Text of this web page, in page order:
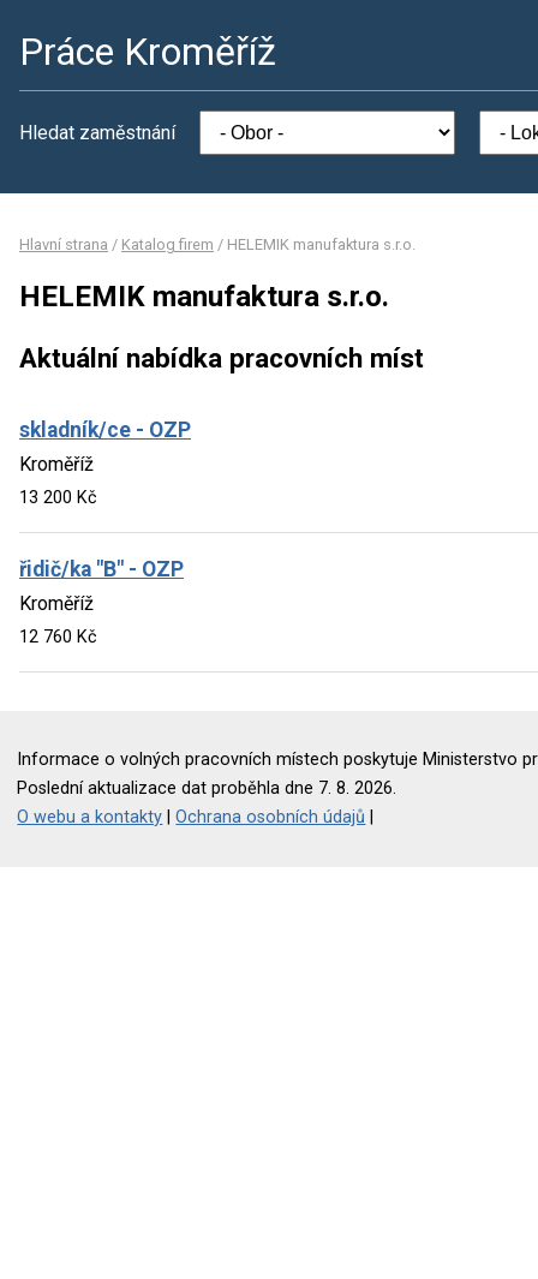
Práce Kroměříž
Hledat zaměstnání
Hlavní strana / Katalog firem / HELEMIK manufaktura s.r.o.
HELEMIK manufaktura s.r.o.
Aktuální nabídka pracovních míst
skladník/ce - OZP
Kroměříž
13 200 Kč
řidič/ka "B" - OZP
Kroměříž
12 760 Kč
Informace o volných pracovních místech poskytuje Ministerstvo
Poslední aktualizace dat proběhla dne 7. 8. 2026.
O webu a kontakty |Ochrana osobních údajů